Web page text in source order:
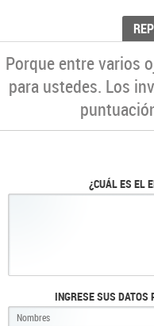
Porque entre varios
para ustedes. Los
¿CUÁL ES EL
INGRESE SUS DATOS